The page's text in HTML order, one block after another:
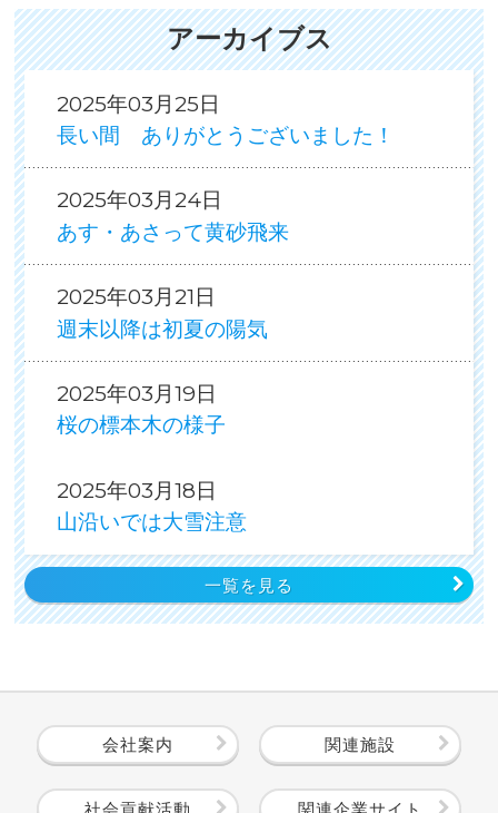
アーカイブス
2025年03月25日
長い間 ありがとうございました！
2025年03月24日
あす・あさって黄砂飛来
2025年03月21日
週末以降は初夏の陽気
2025年03月19日
桜の標本木の様子
2025年03月18日
山沿いでは大雪注意
一覧を見る
会社案内 関連施設
社会貢献活動 関連企業サイト